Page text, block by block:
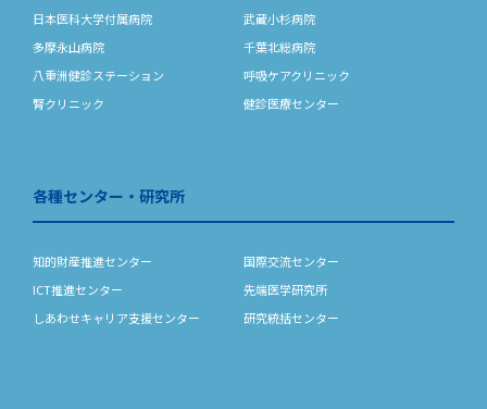
日本医科大学付属病院
武蔵小杉病院
多摩永山病院
千葉北総病院
八重洲健診ステーション
呼吸ケアクリニック
腎クリニック
健診医療センター
各種センター・研究所
知的財産推進センター
国際交流センター
ICT推進センター
先端医学研究所
しあわせキャリア支援センター
研究統括センター